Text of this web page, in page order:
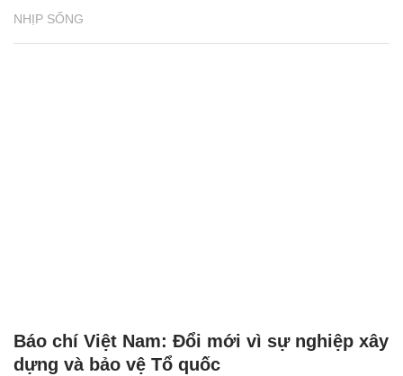
NHỊP SỐNG
Báo chí Việt Nam: Đổi mới vì sự nghiệp xây
dựng và bảo vệ Tổ quốc